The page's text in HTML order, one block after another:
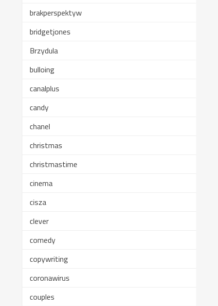
brakperspektyw
bridgetjones
Brzydula
bulloing
canalplus
candy
chanel
christmas
christmastime
cinema
cisza
clever
comedy
copywriting
coronawirus
couples